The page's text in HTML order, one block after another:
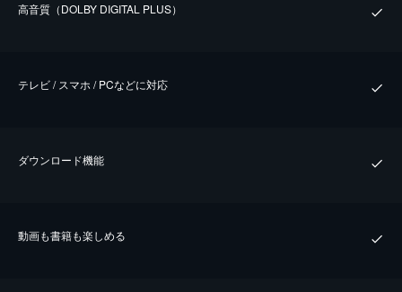
⾼⾳質（DOLBY DIGITAL PLUS）
テレビ / スマホ / PCなどに対応
ダウンロード機能
動画も書籍も楽しめる